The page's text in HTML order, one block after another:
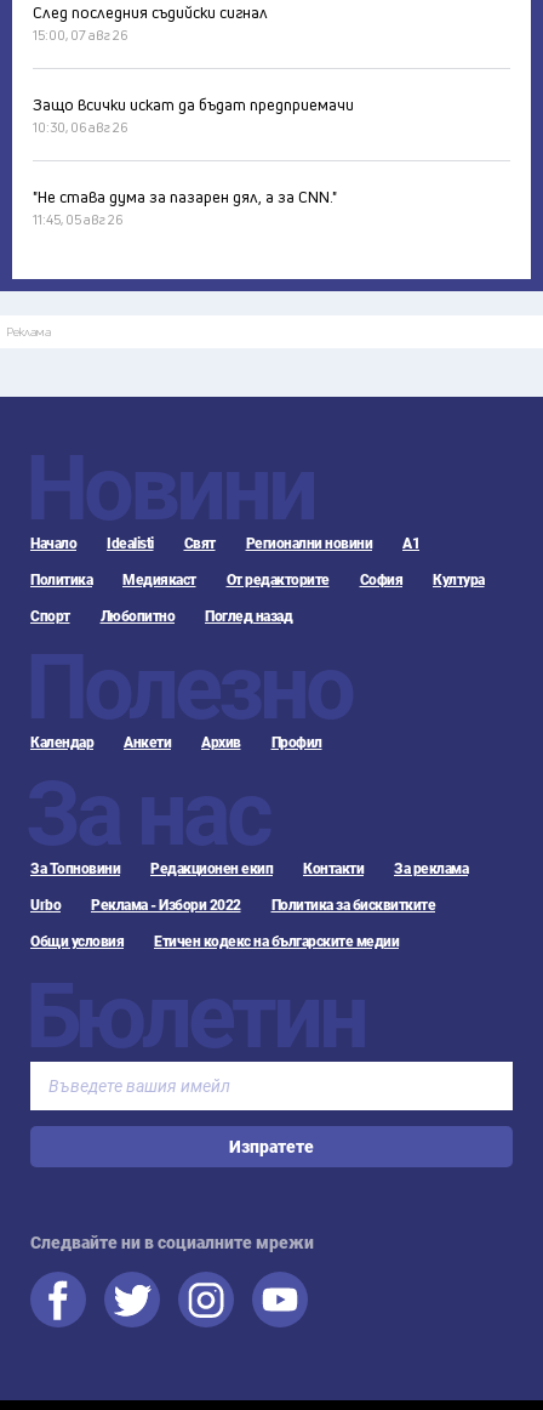
След последния съдийски сигнал
15:00, 07 авг 26
Защо всички искат да бъдат предприемачи
10:30, 06 авг 26
"Не става дума за пазарен дял, а за CNN."
11:45, 05 авг 26
Реклама
Новини
Начало Idealisti Свят Регионални новини А1
Политика Медиякаст От редакторите София Култура
Спорт Любопитно Поглед назад
Полезно
Календар Анкети Архив Профил
За нас
За Топновини Редакционен екип Контакти За реклама
Urbo Реклама - Избори 2022 Политика за бисквитките
Общи условия Етичен кодекс на българските медии
Бюлетин
Изпратете
Следвайте ни в социалните мрежи